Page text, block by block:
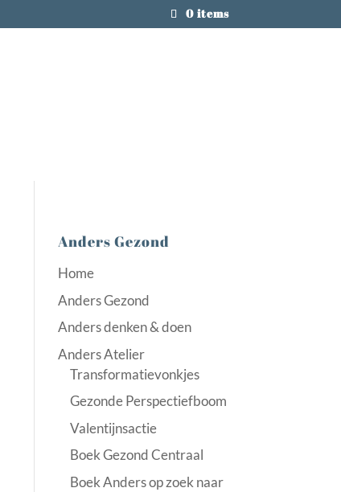
0 items
Anders Gezond
Home
Anders Gezond
Anders denken & doen
Anders Atelier
Transformatievonkjes
Gezonde Perspectiefboom
Valentijnsactie
Boek Gezond Centraal
Boek Anders op zoek naar